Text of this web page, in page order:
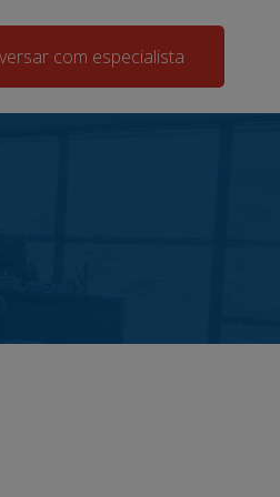
com especialista